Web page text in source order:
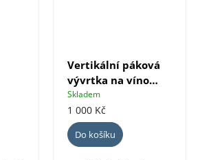
Vertikální páková
vývrtka na víno
Innovine
Skladem
1 000 Kč
Do košíku